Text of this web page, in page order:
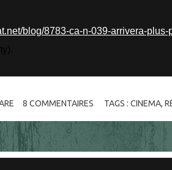
blog/8783-ca-n-039-arrivera-plus-
8 COMMENTAIRES TAGS :CINEMA,